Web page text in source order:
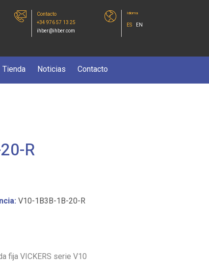
Contacto
+34 976 57 13 25
ihber@ihber.com
Idioma
ES EN
Tienda Noticias Contacto
R
V10-1B3B-1B-20-R
fija VICKERS serie V10